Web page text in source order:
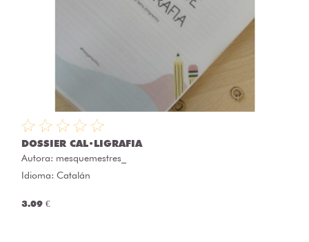
DOSSIER CAL•LIGRAFIA
Autora: mesquemestres_
Idioma: Catalán
3.09 €